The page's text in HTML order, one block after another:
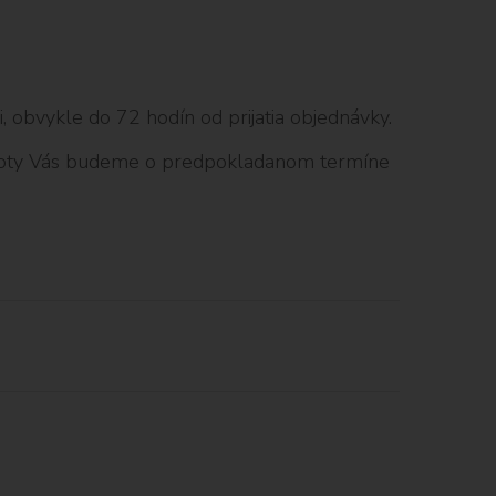
do 72 hodín od prijatia objednávky.
Vás budeme o predpokladanom termíne